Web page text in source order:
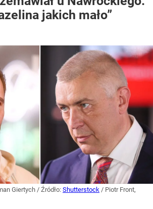
jakich mało”
Giertych / Źródło: Shutterstock / Piotr Front,